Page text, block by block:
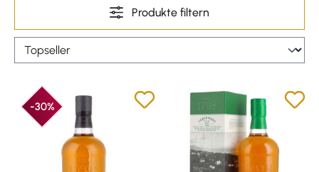
Produkte filtern
-30%